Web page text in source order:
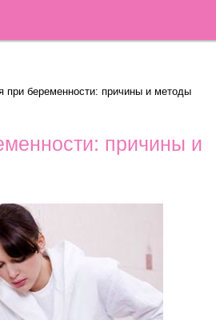
при беременности: причины и методы
причины и